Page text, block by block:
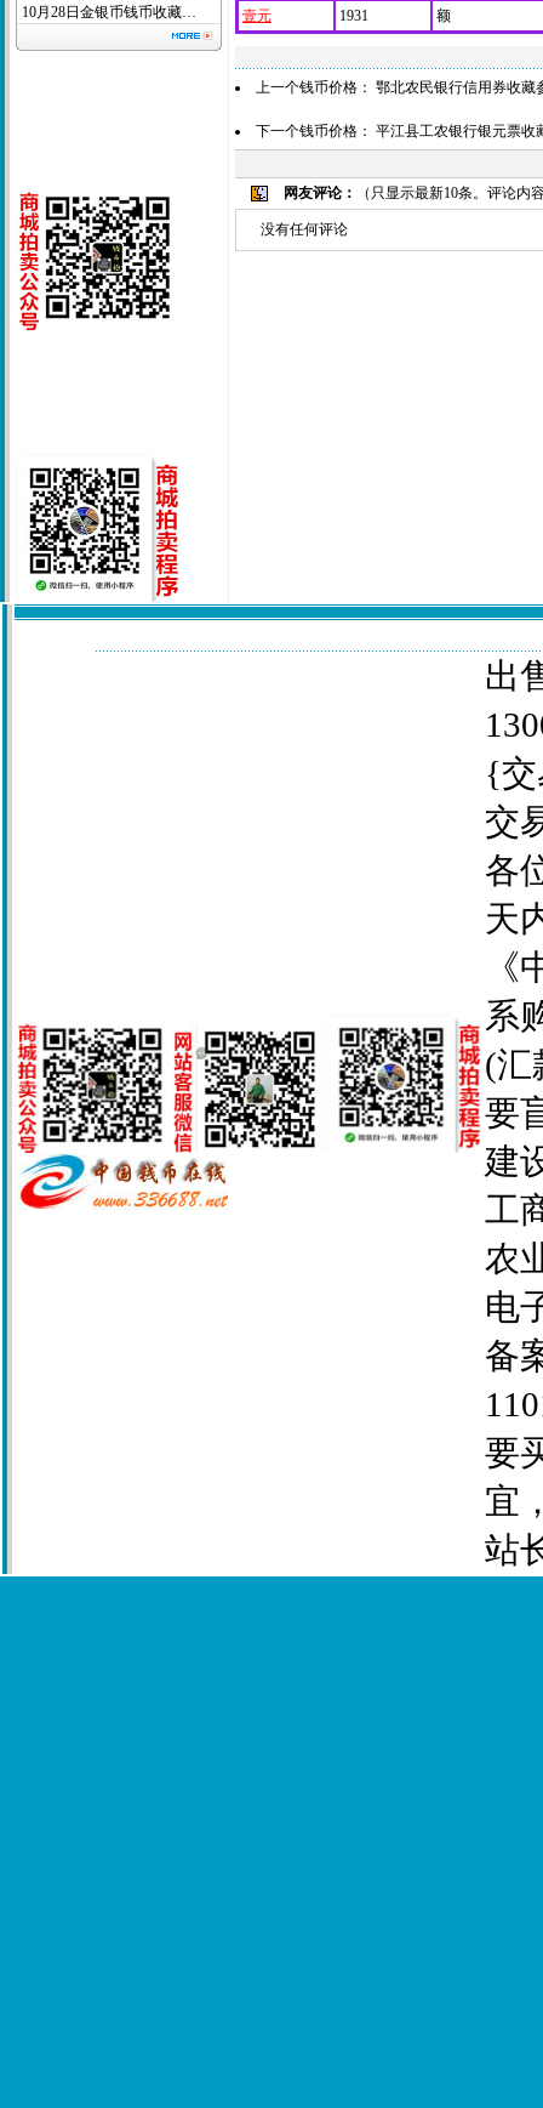
10月28日金银币钱币收藏…
壹元
1931 额
上一个钱币价格： 鄂北农民银行信用券收藏
下一个钱币价格： 平江县工农银行银元票收
网友评论： （只显示最新10条。评论
没有任何评论
出
{交
交
各
天
系
(汇
要
建
工
农
电
备
要
宜
站